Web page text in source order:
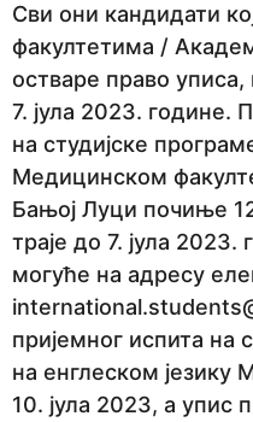
n
e
p
r
i
j
e
Сви они кандидати
факултетима /
остваре право
7. јула 2023. године.
на студијске
Медицинском
Бањој Луци почиње
траје до 7. јула 2023.
могуће на адресу
пријемног испита на
на енглеском језику
10. јула 2023, а